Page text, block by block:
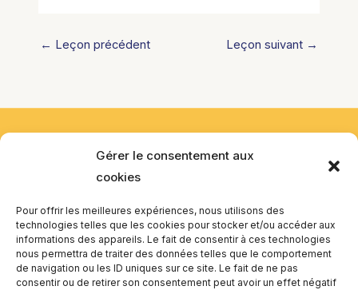
Gérer le consentement aux
cookies
Pour offrir les meilleures expériences, nous utilisons des
technologies telles que les cookies pour stocker et/ou accéder aux
informations des appareils. Le fait de consentir à ces technologies
nous permettra de traiter des données telles que le comportement
de navigation ou les ID uniques sur ce site. Le fait de ne pas
consentir ou de retirer son consentement peut avoir un effet négatif
← Leçon précédent Leçon suivant →
H1Y 2J9 Canada